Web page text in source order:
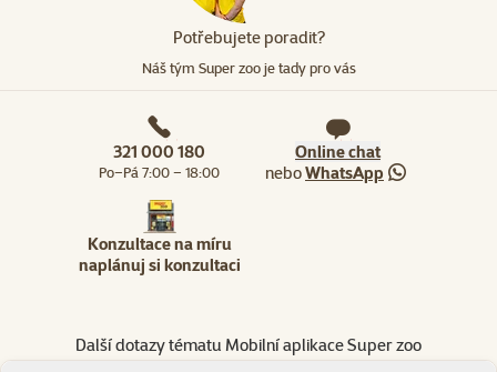
Potřebujete poradit?
Náš tým Super zoo je tady pro vás
321 000 180
Po–Pá 7:00 – 18:00
Online chat
neboWhatsApp
Konzultace na míru
naplánuj si konzultaci
Další dotazy tématu Mobilní aplikace Super zoo